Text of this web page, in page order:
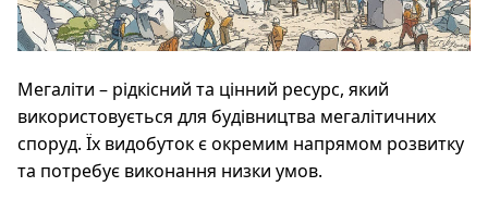
Мегаліти – рідкісний та цінний ресурс, який
використовується для будівництва мегалітичних
споруд. Їх видобуток є окремим напрямом розвитку
та потребує виконання низки умов.